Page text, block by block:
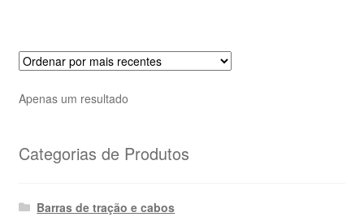
Apenas um resultado
Categorias de Produtos
Barras de tração e cabos